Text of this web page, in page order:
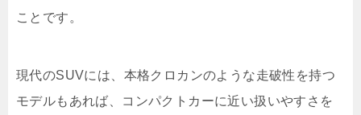
ことです。
現代のSUVには、本格クロカンのような走破性を持つ
モデルもあれば、コンパクトカーに近い扱いやすさを